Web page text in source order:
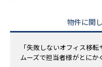
物件に関
「失敗しないオフィス移
ムーズで担当者様がとにか